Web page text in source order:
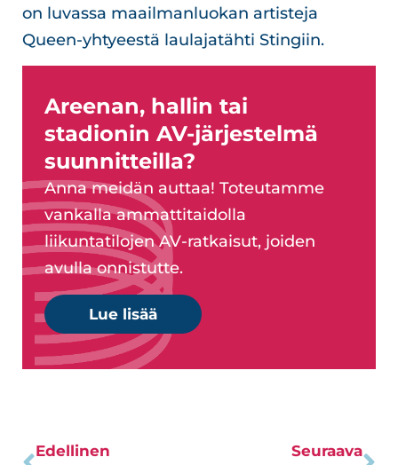
on luvassa maailmanluokan artisteja
Queen-yhtyeestä laulajatähti Stingiin.
Areenan, hallin tai
stadionin AV-järjestelmä
suunnitteilla?
Anna meidän auttaa! Toteutamme
vankalla ammattitaidolla
liikuntatilojen AV-ratkaisut, joiden
avulla onnistutte.
Lue lisää
Edellinen Seuraava